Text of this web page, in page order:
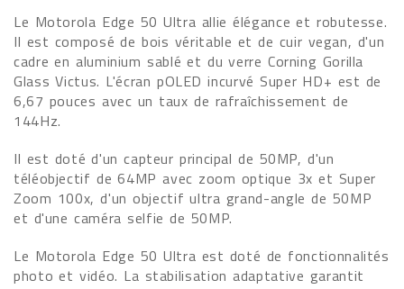
Le Motorola Edge 50 Ultra allie élégance et robutesse.
Il est composé de bois véritable et de cuir vegan, d'un
cadre en aluminium sablé et du verre Corning Gorilla
Glass Victus. L'écran pOLED incurvé Super HD+ est de
6,67 pouces avec un taux de rafraîchissement de
144Hz.
Il est doté d'un capteur principal de 50MP, d'un
téléobjectif de 64MP avec zoom optique 3x et Super
Zoom 100x, d'un objectif ultra grand-angle de 50MP
et d'une caméra selfie de 50MP.
Le Motorola Edge 50 Ultra est doté de fonctionnalités
photo et vidéo. La stabilisation adaptative garantit